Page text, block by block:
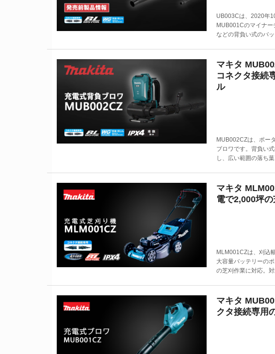
UB003Cは、2020年
MUB001Cのマイナ
などの背負い式のバ
マキタ
コネクタ接続
ル
MUB002CZは、ポー
ブロワです。背負い
し、広い範囲の落ち
マキタ
電で2,000坪
MLM001CZは、刈込
大容量バッテリーの
の芝刈作業に対応。
マキタ
クタ接続専用